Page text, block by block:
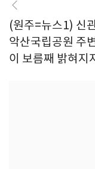
(원주=뉴스1) 신
악산국립공원 주
이 보름째 밝혀지